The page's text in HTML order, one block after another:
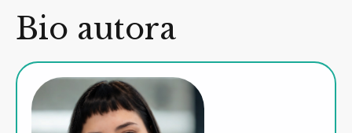
Bio autora